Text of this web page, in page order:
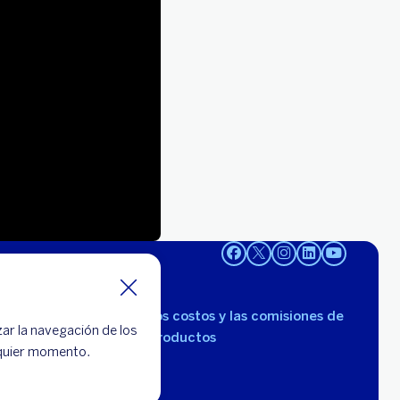
la navegación de los
momento.
Consulta los costos y las comisiones de
nuestros productos